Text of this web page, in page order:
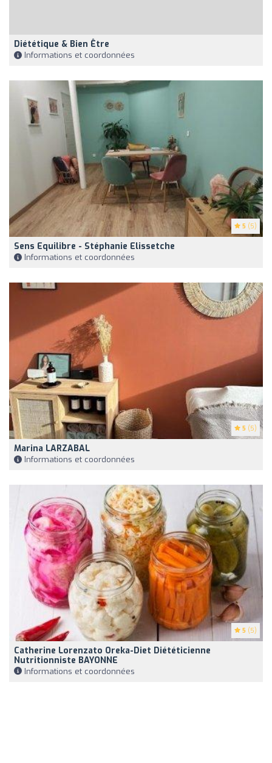
Diététique & Bien Être
Informations et coordonnées
5 (5)
Sens Equilibre - Stéphanie Elissetche
Informations et coordonnées
5 (5)
Marina LARZABAL
Informations et coordonnées
5 (5)
Catherine Lorenzato Oreka-Diet Diététicienne
Nutritionniste BAYONNE
Informations et coordonnées